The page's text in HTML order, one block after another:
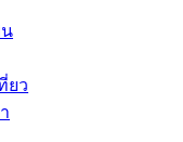
น
ยว